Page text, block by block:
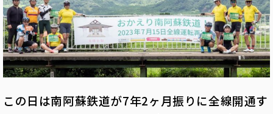
この日は南阿蘇鉄道が7年2ヶ月振りに全線開通す